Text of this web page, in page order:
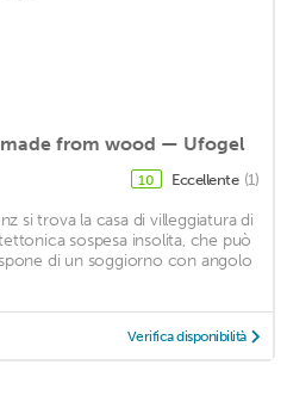
from wood — Ufogel
10 Eccellente (1)
si trova la casa di villeggiatura di
sospesa insolita, che può
di un soggiorno con angolo
Verifica disponibilità